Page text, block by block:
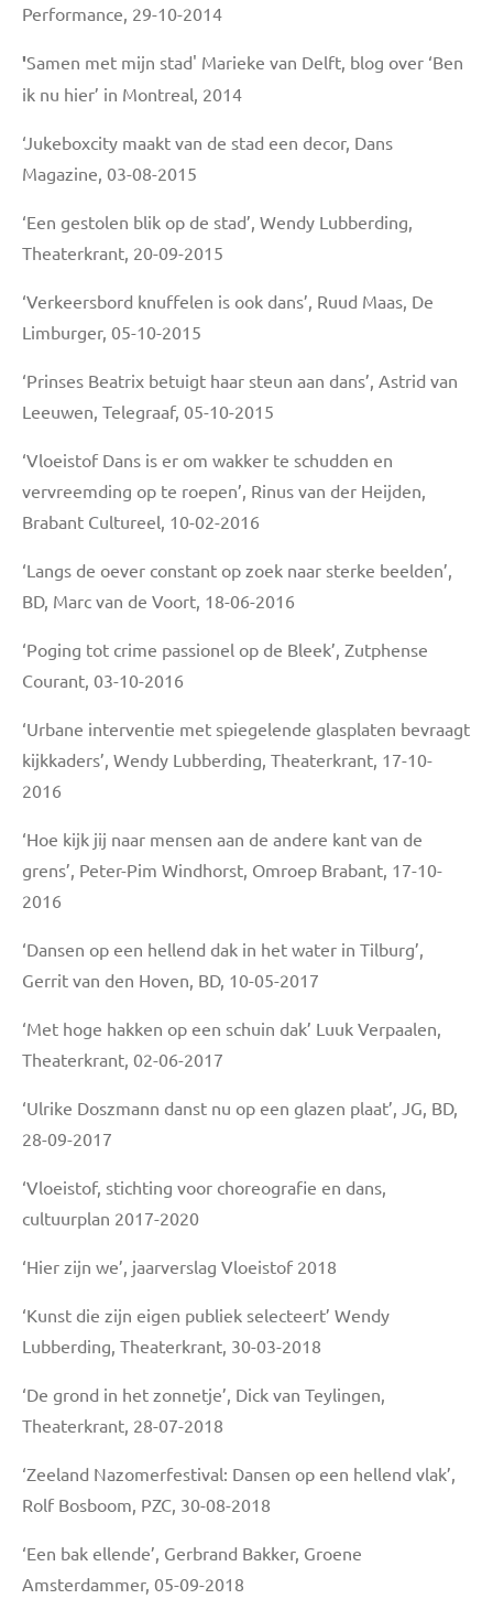
Performance, 29-10-2014
'Samen met mijn stad' Marieke van Delft, blog over ‘Ben
ik nu hier’ in Montreal, 2014
‘Jukeboxcity maakt van de stad een decor, Dans
Magazine, 03-08-2015
‘Een gestolen blik op de stad’, Wendy Lubberding,
Theaterkrant, 20-09-2015
‘Verkeersbord knuffelen is ook dans’, Ruud Maas, De
Limburger, 05-10-2015
‘Prinses Beatrix betuigt haar steun aan dans’, Astrid van
Leeuwen, Telegraaf, 05-10-2015
‘Vloeistof Dans is er om wakker te schudden en
vervreemding op te roepen’, Rinus van der Heijden,
Brabant Cultureel, 10-02-2016
‘Langs de oever constant op zoek naar sterke beelden’,
BD, Marc van de Voort, 18-06-2016
‘Poging tot crime passionel op de Bleek’, Zutphense
Courant, 03-10-2016
‘Urbane interventie met spiegelende glasplaten bevraagt
kijkkaders’, Wendy Lubberding, Theaterkrant, 17-10-
2016
‘Hoe kijk jij naar mensen aan de andere kant van de
grens’, Peter-Pim Windhorst, Omroep Brabant, 17-10-
2016
‘Dansen op een hellend dak in het water in Tilburg’,
Gerrit van den Hoven, BD, 10-05-2017
‘Met hoge hakken op een schuin dak’ Luuk Verpaalen,
Theaterkrant, 02-06-2017
‘Ulrike Doszmann danst nu op een glazen plaat’, JG, BD,
28-09-2017
‘Vloeistof, stichting voor choreografie en dans,
cultuurplan 2017-2020
‘Hier zijn we’, jaarverslag Vloeistof 2018
‘Kunst die zijn eigen publiek selecteert’ Wendy
Lubberding, Theaterkrant, 30-03-2018
‘De grond in het zonnetje’, Dick van Teylingen,
Theaterkrant, 28-07-2018
‘Zeeland Nazomerfestival: Dansen op een hellend vlak’,
Rolf Bosboom, PZC, 30-08-2018
‘Een bak ellende’, Gerbrand Bakker, Groene
Amsterdammer, 05-09-2018